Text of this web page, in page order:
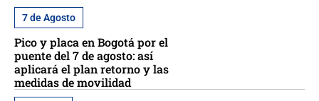
7 de Agosto
Pico y placa en Bogotá por el
puente del 7 de agosto: así
aplicará el plan retorno y las
medidas de movilidad